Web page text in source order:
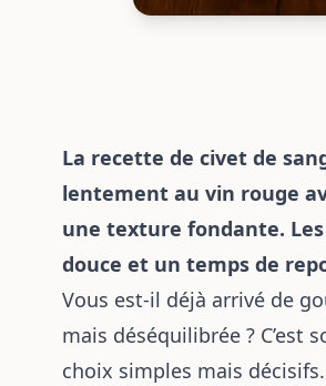
La recette de civet de
lentement au vin rouge
une texture fondante.
douce et un temps de
Vous est-il déjà arrivé de
mais déséquilibrée ? C’est
choix simples mais